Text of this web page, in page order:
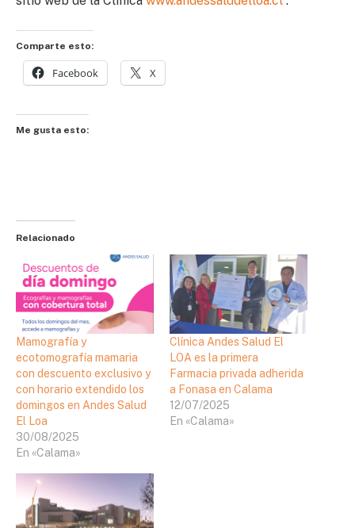
Comparte esto:
Facebook X
Me gusta esto:
Relacionado
Mamografía y
ecotomografía mamaria
con descuento exclusivo y
con horario extendido los
domingos en Andes Salud
El Loa
30/08/2025
En «Calama»
Clínica Andes Salud El
LOA es la primera
Farmacia privada adherida
a Fonasa en Calama
12/07/2025
En «Calama»